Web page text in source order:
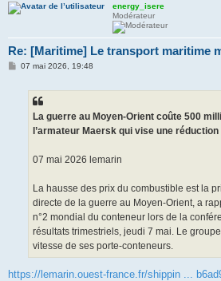
energy_isere
Modérateur
Re: [Maritime] Le transport maritime
M07 mai 2026, 19:48
La guerre au Moyen-Orient coûte 500
l’armateur Maersk qui vise une
07 mai 2026 lemarin
La hausse des prix du combustible est la
directe de la guerre au Moyen-Orient, a
n°2 mondial du conteneur lors de la
résultats trimestriels, jeudi 7 mai. Le
vitesse de ses porte-conteneurs.
https://lemarin.ouest-france.fr/shippin ...